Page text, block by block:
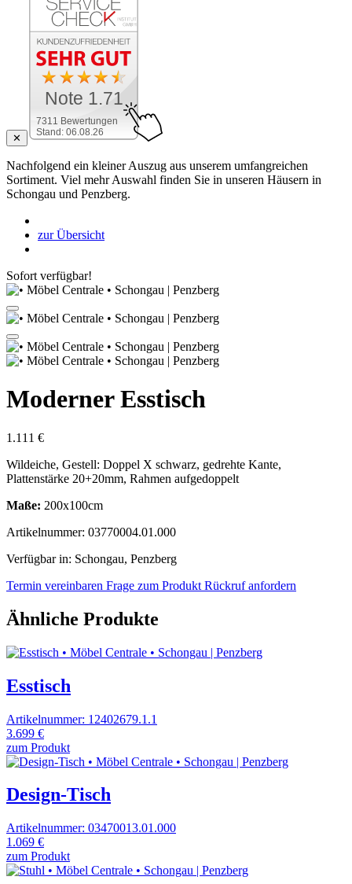
✕
7311 Bewertungen
Stand: 06.08.26
Note 1.71
Nachfolgend ein kleiner Auszug aus unserem umfangreichen
Sortiment. Viel mehr Auswahl finden Sie in unseren Häusern in
Schongau und Penzberg.
zur Übersicht
Sofort verfügbar!
Moderner Esstisch
1.111 €
Wildeiche, Gestell: Doppel X schwarz, gedrehte Kante,
Plattenstärke 20+20mm, Rahmen aufgedoppelt
Maße: 200x100cm
Artikelnummer: 03770004.01.000
Verfügbar in: Schongau, Penzberg
Termin vereinbaren Frage zum Produkt Rückruf anfordern
Ähnliche Produkte
Esstisch
Artikelnummer: 12402679.1.1
3.699 €
zum Produkt
Design-Tisch
Artikelnummer: 03470013.01.000
1.069 €
zum Produkt